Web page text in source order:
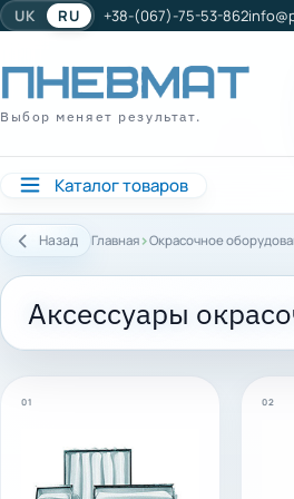
UK RU +38-(067)-75-53-862
Выбор меняет результат.
Каталог товаров
Назад Главная ›Окрасочное
Аксессуары
01 02